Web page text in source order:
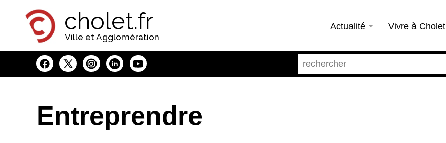
cholet.fr
Ville et Agglomération
Actualité Vivre à Cholet
Entreprendre